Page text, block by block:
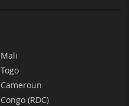
Mali
Togo
Cameroun
Congo (RDC)